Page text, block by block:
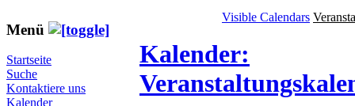
Menü
Startseite
Suche
Kontaktiere uns
Kalender
Visible Calendars
Kalender: